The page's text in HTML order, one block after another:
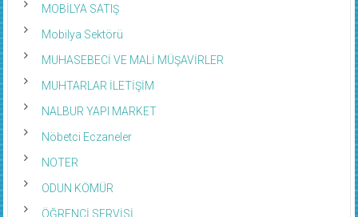
MOBİLYA SATIŞ
Mobilya Sektörü
MUHASEBECİ VE MALİ MÜŞAVİRLER
MUHTARLAR İLETİŞİM
NALBUR YAPI MARKET
Nöbetci Eczaneler
NOTER
ODUN KÖMÜR
ÖĞRENCİ SERVİSİ